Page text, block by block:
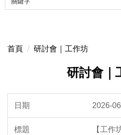
容
首頁 研討會｜工作坊
研討會｜
2026-
【工作